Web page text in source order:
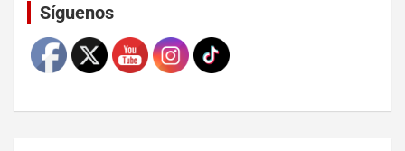
Síguenos